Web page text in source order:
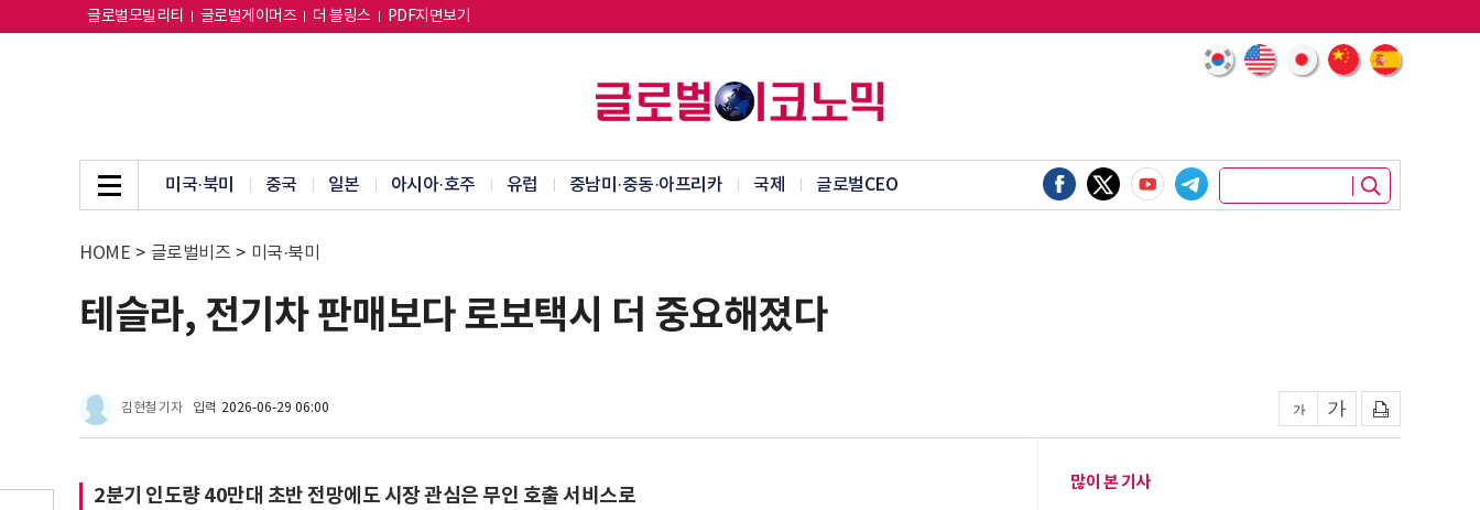
글로벌모빌리티 글로벌게이머즈 더 블링스 PDF지면보기
미국·북미 중국 일본 아시아·호주 유럽 중남미·중동·아프리카 국제 글로벌CEO
HOME > 글로벌비즈 > 미국·북미
테슬라, 전기차 판매보다 로보택시 더 중요해졌다
김현철 기자 입력 2026-06-29 06:00
2분기 인도량 40만대 초반 전망에도 시장 관심은 무인 호출 서비스로
많이 본 기사